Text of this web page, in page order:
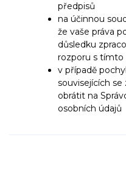
předpisů
na účinnou
že vaše práva
důsledku
rozporu s tímto
v případě
souvisejících
obrátit na
osobních údajů